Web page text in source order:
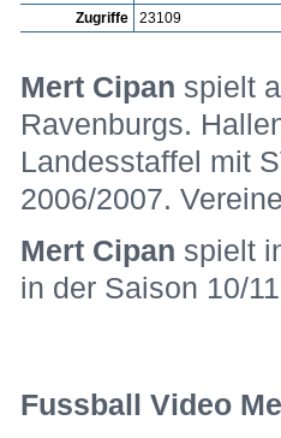
Zugriffe
23109
Mert Cipan spielt
Ravenburgs.
Landesstaffel mit
2006/2007.
Mert Cipan spielt
in der Saison 10/
Fussball Video